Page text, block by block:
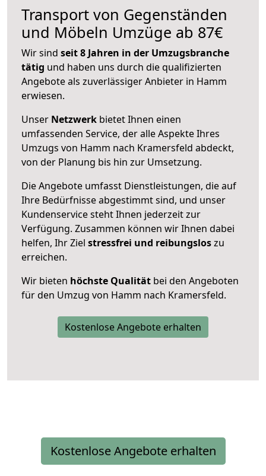
Transport von Gegenständen
und Möbeln Umzüge ab 87€
Wir sind seit 8 Jahren in der Umzugsbranche
tätig und haben uns durch die qualifizierten
Angebote als zuverlässiger Anbieter in Hamm
erwiesen.
Unser Netzwerk bietet Ihnen einen
umfassenden Service, der alle Aspekte Ihres
Umzugs von Hamm nach Kramersfeld abdeckt,
von der Planung bis hin zur Umsetzung.
Die Angebote umfasst Dienstleistungen, die auf
Ihre Bedürfnisse abgestimmt sind, und unser
Kundenservice steht Ihnen jederzeit zur
Verfügung. Zusammen können wir Ihnen dabei
helfen, Ihr Ziel stressfrei und reibungsloszu
erreichen.
Wir bieten höchste Qualität bei den Angeboten
für den Umzug von Hamm nach Kramersfeld.
Kostenlose Angebote erhalten
Kostenlose Angebote erhalten